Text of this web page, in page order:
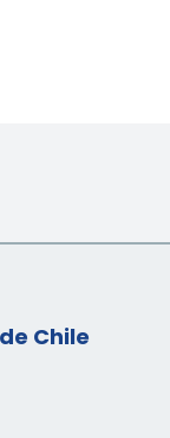
Chile